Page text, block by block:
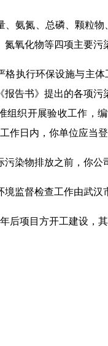
氨氮、总磷、颗粒物
氧化物等四项主要污
格执行环保设施与主
报告书》提出的各项
组织开展验收工作，
作日内，你单位应当
染物排放之前，你公
监督检查工作由武
后项目方开工建设，